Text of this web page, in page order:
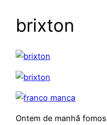
brixton
Ontem de manhã